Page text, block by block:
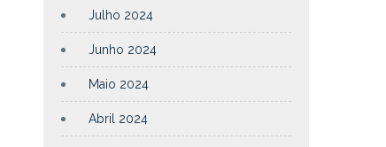
Julho 2024
Junho 2024
Maio 2024
Abril 2024